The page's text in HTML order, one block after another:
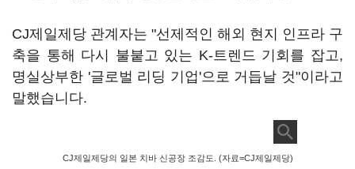
CJ제일제당 관계자는 "선제적인 해외 현지 인프라 구
축을 통해 다시 불붙고 있는 K-트렌드 기회를 잡고,
명실상부한 '글로벌 리딩 기업'으로 거듭날 것"이라고
말했습니다.
CJ제일제당의 일본 치바 신공장 조감도. (자료=CJ제일제당)